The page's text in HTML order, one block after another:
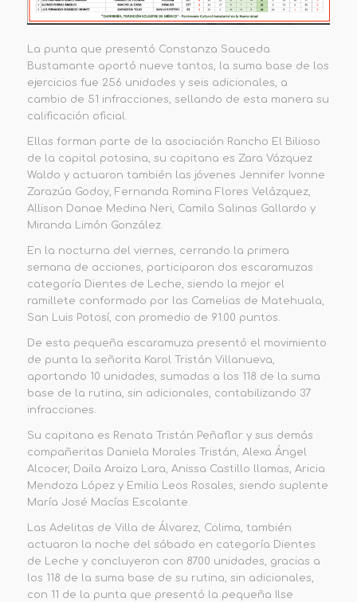
La punta que presentó Constanza Sauceda
Bustamante aportó nueve tantos, la suma base de los
ejercicios fue 256 unidades y seis adicionales, a
cambio de 51 infracciones, sellando de esta manera su
calificación oficial.
Ellas forman parte de la asociación Rancho El Bilioso
de
la capital potosina, su capitana es Zara Vázquez
Waldo y actuaron también las jóvenes Jennifer Ivonne
Zarazúa Godoy, Fernanda Romina Flores Velázquez,
Allison Danae Medina Neri, Camila Salinas Gallardo y
Miranda Limón González.
En la nocturna del viernes, cerrando la primera
semana de acciones,
participaron dos escaramuzas
categoría Dientes de Leche, siendo la mejor el
ramillete conformado por las Camelias de Matehuala
San Luis Potosí, con promedio de 91.00 puntos
De esta pequeña escaramuza presentó el movimiento
de punta
la señorita Karol Tristán Villanueva,
aportando 10 unidades, sumadas a los 118 de la suma
base de la rutina, sin adicionales, contabilizando 37
infracciones.
Su capitana es Renata Tristán Peñaflor y sus demás
compañeritas Daniela Morales Tristán, Alexa Ángel
Alcocer, Daila Araiza Lara, Anissa Castillo llamas, Aricia
Mendoza López y Emilia Leos Rosales, siendo suplente
María José Macías Escalante.
Las Adelitas de Villa de Álvarez, Colima, también
actuaron la noche del sábado en categoría Dientes
de Leche y concluyeron con 87.00 unidades, gracias a
los 118 de la suma base de su rutina, sin adicionales,
con 11 de la punta que presentó la pequeña Ilse